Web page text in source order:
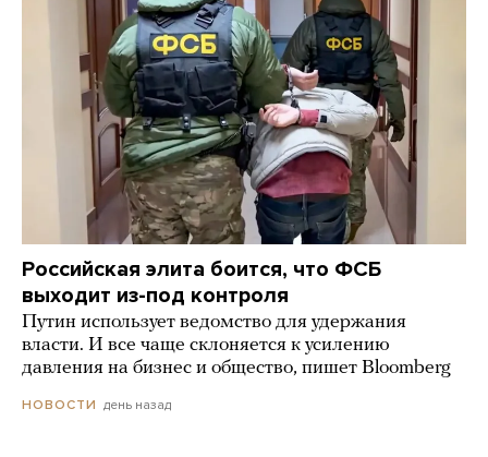
Российская элита боится, что ФСБ
выходит из-под контроля
Путин использует ведомство для удержания
власти. И все чаще склоняется к усилению
давления на бизнес и общество, пишет Bloomberg
НОВОСТИ день назад